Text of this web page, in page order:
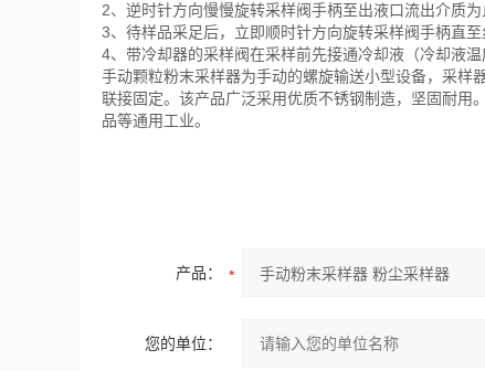
2、逆时针方向慢慢旋转采样阀手柄至出液口流出介质
3、待样品采足后，立即顺时针方向旋转采样阀手柄直至
4、带冷却器的采样阀在采样前先接通冷却液（冷却液温
手动颗粒粉末采样器为手动的螺旋输送小型设备，采样
联接固定。该产品广泛采用优质不锈钢制造，坚固耐用
品等通用工业。
产品：
您的单位：